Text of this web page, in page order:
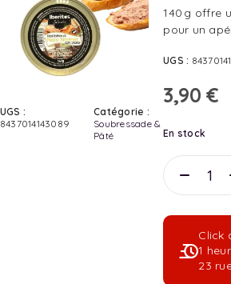
UGS :
8437014143089
Catégorie :
Soubressade &
Pâté
140 g offre
pour un
UGS :
3,90 €
En stock
Click
1
23